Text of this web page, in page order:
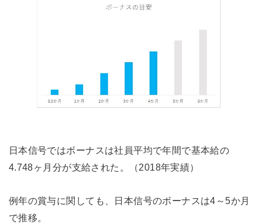
日本信号ではボーナスは社員平均で年間で基本給の
4.748ヶ月分が支給された。（2018年実績）
例年の賞与に関しても、日本信号のボーナスは4～5か月
で推移。